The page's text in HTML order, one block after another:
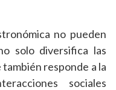
no pueden
solo diversifica las
responde a la
sociales